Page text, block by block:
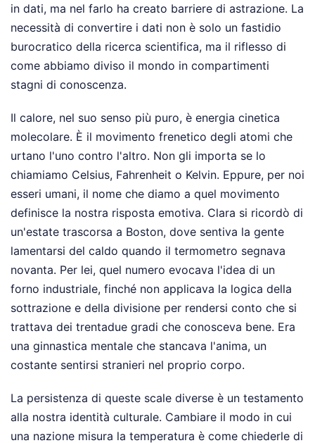
in dati, ma nel farlo ha creato barriere di astrazione. La
necessità di convertire i dati non è solo un fastidio
burocratico della ricerca scientifica, ma il riflesso di
come abbiamo diviso il mondo in compartimenti
stagni di conoscenza.
Il calore, nel suo senso più puro, è energia cinetica
molecolare. È il movimento frenetico degli atomi che
urtano l'uno contro l'altro. Non gli importa se lo
chiamiamo Celsius, Fahrenheit o Kelvin. Eppure, per noi
esseri umani, il nome che diamo a quel movimento
definisce la nostra risposta emotiva. Clara si ricordò di
un'estate trascorsa a Boston, dove sentiva la gente
lamentarsi del caldo quando il termometro segnava
novanta. Per lei, quel numero evocava l'idea di un
forno industriale, finché non applicava la logica della
sottrazione e della divisione per rendersi conto che si
trattava dei trentadue gradi che conosceva bene. Era
una ginnastica mentale che stancava l'anima, un
costante sentirsi stranieri nel proprio corpo.
La persistenza di queste scale diverse è un testamento
alla nostra identità culturale. Cambiare il modo in cui
una nazione misura la temperatura è come chiederle di